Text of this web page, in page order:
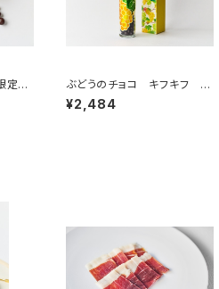
定】
ミ
ぶどうのチョコ キフキフ Ki
f-Kif スリムボトル 95g
¥2,484